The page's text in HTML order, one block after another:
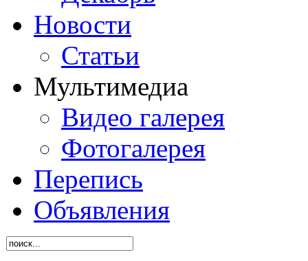
Новости
Статьи
Мультимедиа
Видео галерея
Фотогалерея
Перепись
Объявления